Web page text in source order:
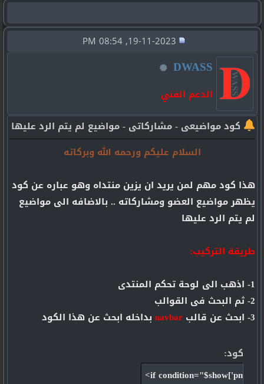
DWASS
الدعم الفني
كود مواضيعى - مشاركاتى - مواضيع لم يتم الرد عليها
السلام عليكم ورحمه الله وبركاته
هذا كود مهم لمن يريد ان يزين منتداه وهو عباره عن كود
يظهر مواضيع العضو ومشاركاته .. بالاضافه الى مواضيع
لم يتم الرد عليها
طريقة التركيب:
1- اذهب الى لوحة تحكم المنتدى
2- ثم البحث فى القوالب
3- ابحث عن قالب
navbar بداخله ابحث عن هذا الكود
كود:
<if